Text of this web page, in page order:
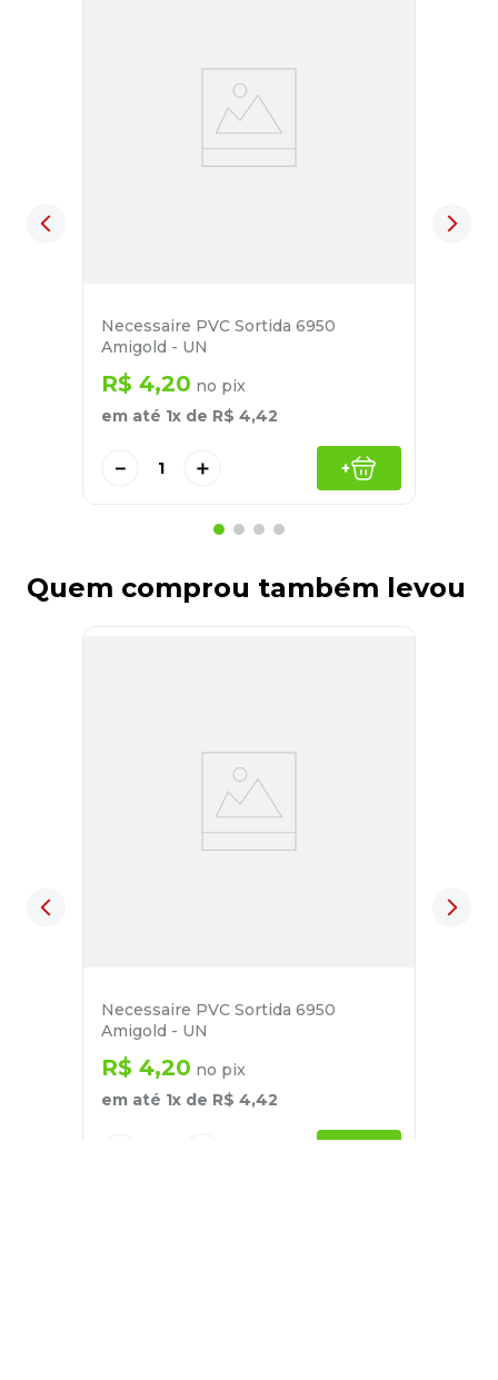
Necessaire PVC Sortida 6950
Amigold - UN
R$ 4,20 no pix
em até 1x de R$ 4,42
＋
－ +
Quem comprou também levou
Necessaire PVC Sortida 6950
Amigold - UN
R$ 4,20 no pix
em até 1x de R$ 4,42